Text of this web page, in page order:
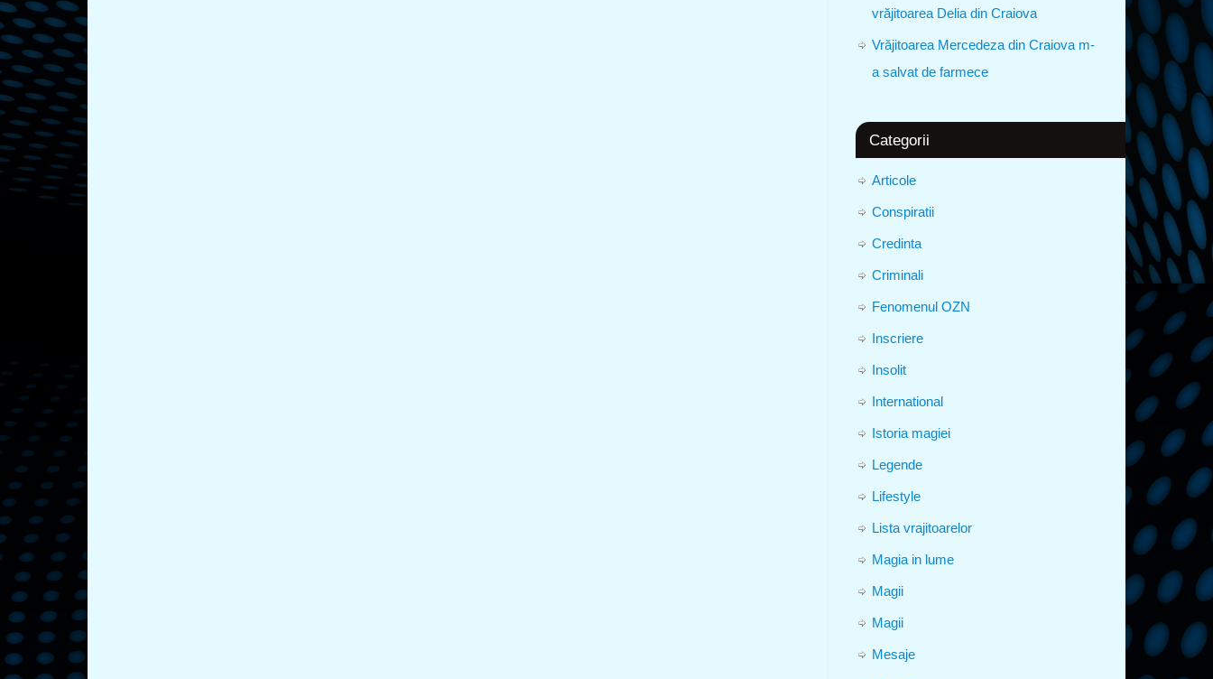
vrăjitoarea Delia din Craiova
Vrăjitoarea Mercedeza din Craiova m-
a salvat de farmece
Categorii
Articole
Conspiratii
Credinta
Criminali
Fenomenul OZN
Inscriere
Insolit
International
Istoria magiei
Legende
Lifestyle
Lista vrajitoarelor
Magia in lume
Magii
Magii
Mesaje